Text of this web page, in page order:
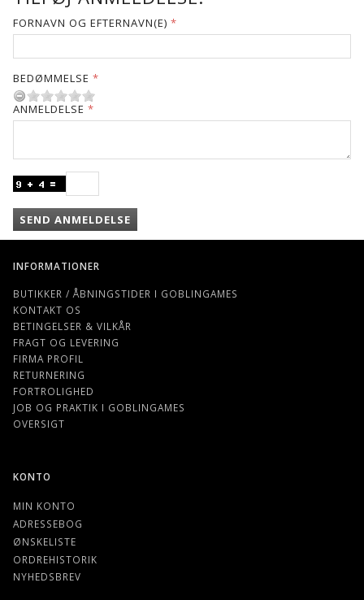
FORNAVN OG EFTERNAVN(E)
BEDØMMELSE
ANMELDELSE
SEND ANMELDELSE
INFORMATIONER
BUTIKKER / ÅBNINGSTIDER I GOBLINGAMES
KONTAKT OS
BETINGELSER & VILKÅR
FRAGT OG LEVERING
FIRMA PROFIL
RETURNERING
FORTROLIGHED
JOB OG PRAKTIK I GOBLINGAMES
OVERSIGT
KONTO
MIN KONTO
ADRESSEBOG
ØNSKELISTE
ORDREHISTORIK
NYHEDSBREV